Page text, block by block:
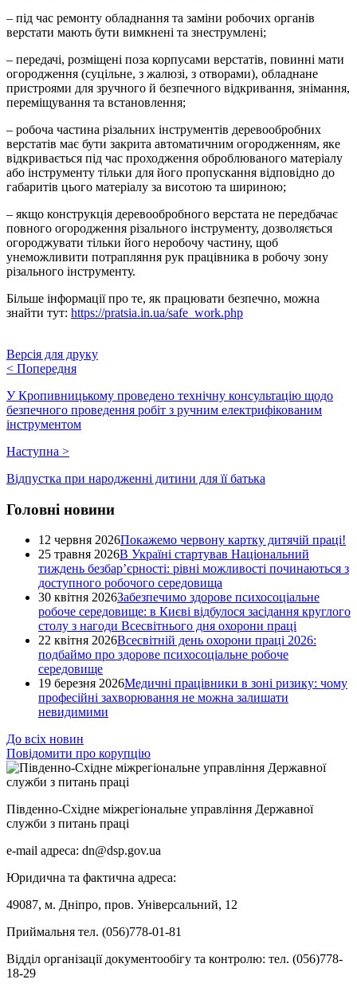
– під час ремонту обладнання та заміни робочих органів
верстати мають бути вимкнені та знеструмлені;
– передачі, розміщені поза корпусами верстатів, повинні мати
огородження (суцільне, з жалюзі, з отворами), обладнане
пристроями для зручного й безпечного відкривання, знімання,
переміщування та встановлення;
– робоча частина різальних інструментів деревообробних
верстатів має бути закрита автоматичним огородженням, яке
відкривається під час проходження оброблюваного матеріалу
або інструменту тільки для його пропускання відповідно до
габаритів цього матеріалу за висотою та шириною;
– якщо конструкція деревообробного верстата не передбачає
повного огородження різального інструменту, дозволяється
огороджувати тільки його неробочу частину, щоб
унеможливити потрапляння рук працівника в робочу зону
різального інструменту.
Більше інформації про те, як працювати безпечно, можна
знайти тут: https://pratsia.in.ua/safe_work.php
Версія для друку
< Попередня
У Кропивницькому проведено технічну консультацію щодо
безпечного проведення робіт з ручним електрифікованим
інструментом
Наступна >
Відпустка при народженні дитини для її батька
Головні новини
12 червня 2026Покажемо червону картку дитячій праці!
25 травня 2026В Україні стартував Національний
тиждень безбар’єрності: рівні можливості починаються з
доступного робочого середовища
30 квітня 2026Забезпечимо здорове психосоціальне
робоче середовище: в Києві відбулося засідання круглого
столу з нагоди Всесвітнього дня охорони праці
22 квітня 2026Всесвітній день охорони праці 2026:
подбаймо про здорове психосоціальне робоче
середовище
19 березня 2026Медичні працівники в зоні ризику: чому
професійні захворювання не можна залишати
невидимими
До всіх новин
Повідомити про корупцію
Південно-Східне міжрегіональне управління Державної
служби з питань праці
e-mail адреса: dn@dsp.gov.ua
Юридична та фактична адреса:
49087, м. Дніпро, пров. Універсальний, 12
Приймальня тел. (056)778-01-81
Відділ організації документообігу та контролю: тел. (056)778-
18-29